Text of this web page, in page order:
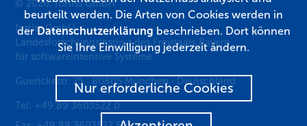
© 2026, fortiss GmbH
fortiss GmbH
Landesforschungsinstitut des Freistaats Bayern
für softwareintensive Systeme
Guerickestr. 25 · 80805 München · Deutschland
Tel: +49 89 3603522 0
beurteilt werden. Die Arten von Cookies werden in
derDatenschutzerklärung beschrieben. Dort können
Sie Ihre Einwilligung jederzeit ändern.
Nur erforderliche Cookies